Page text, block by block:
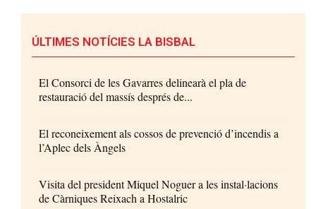
ÚLTIMES NOTÍCIES LA BISBAL
El Consorci de les Gavarres delinearà el pla de
restauració del massís després de...
El reconeixement als cossos de prevenció d’incendis a
l’Aplec dels Àngels
Visita del president Miquel Noguer a les instal·lacions
de Càrniques Reixach a Hostalric